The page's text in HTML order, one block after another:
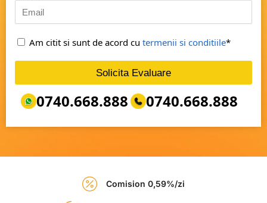
Am citit si sunt de acord cu termenii si conditiile*
Solicita Evaluare
0740.668.888 0740.668.888
Comision 0,59%/zi